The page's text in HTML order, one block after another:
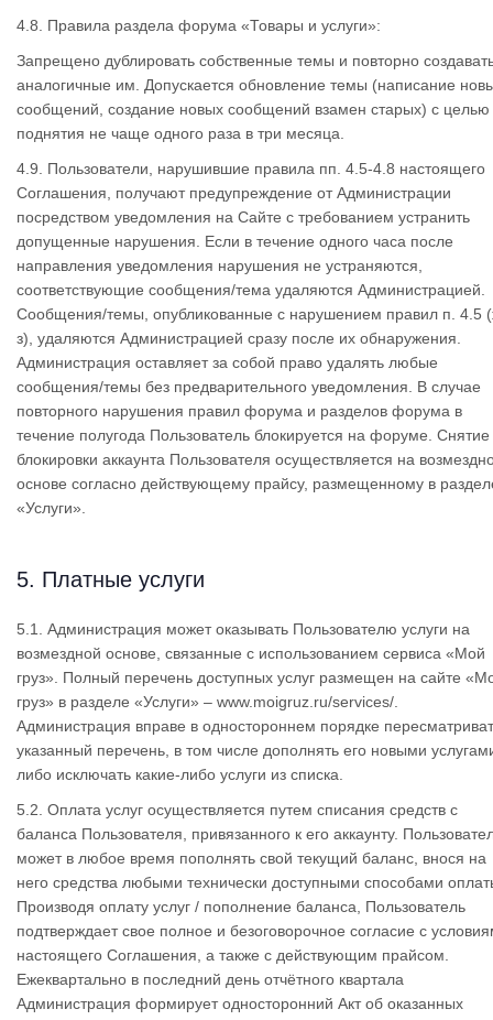
4.8. Правила раздела форума «Товары и услуги»:
Запрещено дублировать собственные темы и повторно
аналогичные им. Допускается обновление темы (написание
сообщений, создание новых сообщений взамен старых) с целью
поднятия не чаще одного раза в три месяца.
4.9. Пользователи, нарушившие правила пп. 4.5-4.8 настоящего
Соглашения, получают предупреждение от Администрации
посредством уведомления на Сайте с требованием устранить
допущенные нарушения. Если в течение одного часа после
направления уведомления нарушения не устраняются,
соответствующие сообщения/тема удаляются Администрацией.
Сообщения/темы, опубликованные с нарушением правил п. 4.5
з), удаляются Администрацией сразу после их обнаружения.
Администрация оставляет за собой право удалять любые
сообщения/темы без предварительного уведомления. В случае
повторного нарушения правил форума и разделов форума в
течение полугода Пользователь блокируется на форуме. Снятие
блокировки аккаунта Пользователя осуществляется на
основе согласно действующему прайсу, размещенному в
«Услуги».
5. Платные услуги
5.1. Администрация может оказывать Пользователю услуги на
возмездной основе, связанные с использованием сервиса «Мой
груз». Полный перечень доступных услуг размещен на сайте
груз» в разделе «Услуги» – www.moigruz.ru/services/.
Администрация вправе в одностороннем порядке
указанный перечень, в том числе дополнять его новыми
либо исключать какие-либо услуги из списка.
5.2. Оплата услуг осуществляется путем списания средств с
баланса Пользователя, привязанного к его аккаунту.
может в любое время пополнять свой текущий баланс, внося на
него средства любыми технически доступными способами
Производя оплату услуг / пополнение баланса, Пользователь
подтверждает свое полное и безоговорочное согласие с
настоящего Соглашения, а также с действующим прайсом.
Ежеквартально в последний день отчётного квартала
Администрация формирует односторонний Акт об оказанных